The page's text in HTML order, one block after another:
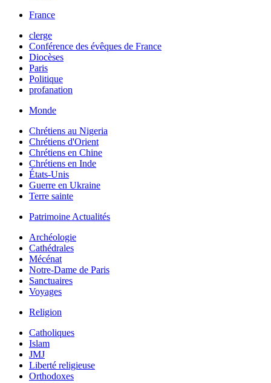
France
clerge
Conférence des évêques de France
Diocèses
Paris
Politique
profanation
Monde
Chrétiens au Nigeria
Chrétiens d'Orient
Chrétiens en Chine
Chrétiens en Inde
États-Unis
Guerre en Ukraine
Terre sainte
Patrimoine Actualités
Archéologie
Cathédrales
Mécénat
Notre-Dame de Paris
Sanctuaires
Voyages
Religion
Catholiques
Islam
JMJ
Liberté religieuse
Orthodoxes